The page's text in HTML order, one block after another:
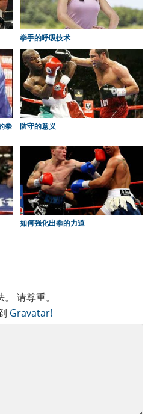
拳手的呼吸技术
拳
防守的意义
如何强化出拳的力道
请尊重。
Gravatar!